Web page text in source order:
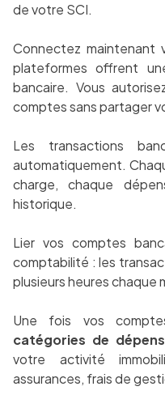
de votre SCI.
Connectez maintenant
plateformes offrent
bancaire. Vous
comptes sans partager
Les transactions
automatiquement.
charge, chaque
historique.
Lier vos comptes
comptabilité : les
plusieurs heures chaque
Une fois vos
catégories de
votre activité
assurances, frais de